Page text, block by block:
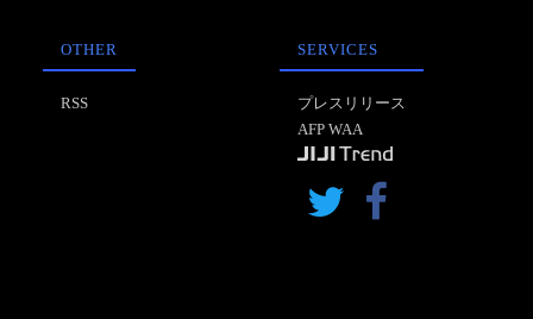
OTHER
RSS
SERVICES
プレスリリース
AFP WAA